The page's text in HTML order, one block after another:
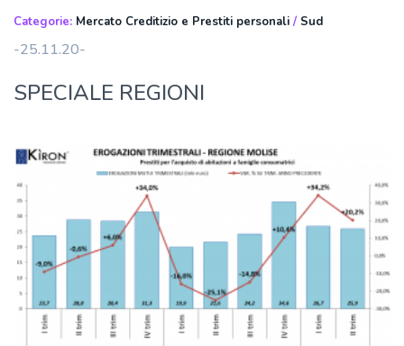
Categorie: Mercato Creditizio e Prestiti personali / Sud
-25.11.20-
SPECIALE REGIONI